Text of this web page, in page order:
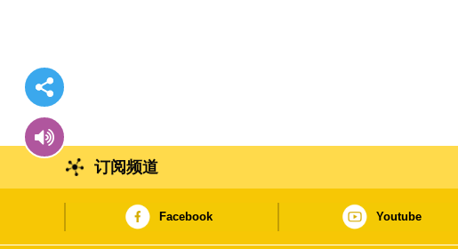
订阅频道
Facebook Youtube